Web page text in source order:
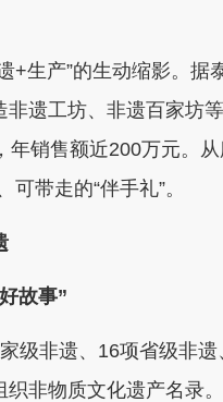
产”的生动缩影。据
遗工坊、非遗百家坊
年销售额近200万元。
带走的“伴手礼”。
故事”
非遗、16项省级非遗
非物质文化遗产名录